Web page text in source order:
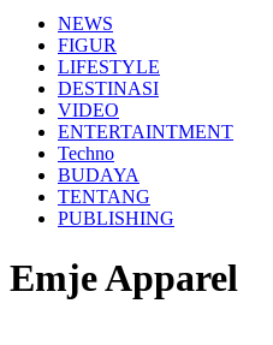
NEWS
FIGUR
LIFESTYLE
DESTINASI
VIDEO
ENTERTAINTMENT
Techno
BUDAYA
TENTANG
PUBLISHING
Emje Apparel